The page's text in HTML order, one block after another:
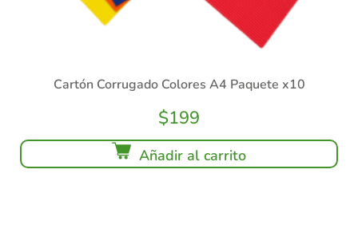
Cartón Corrugado Colores A4 Paquete x10
$199
Añadir al carrito